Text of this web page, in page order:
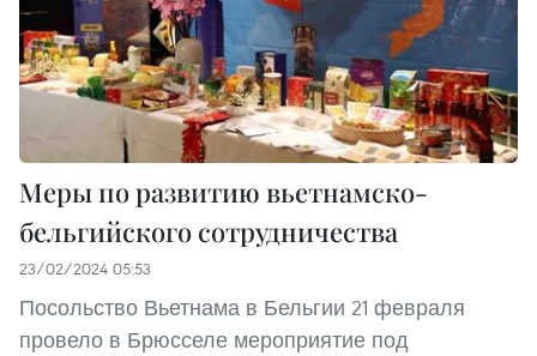
Меры по развитию вьетнамско-
бельгийского сотрудничества
23/02/2024 05:53
Посольство Вьетнама в Бельгии 21 февраля
провело в Брюсселе мероприятие под